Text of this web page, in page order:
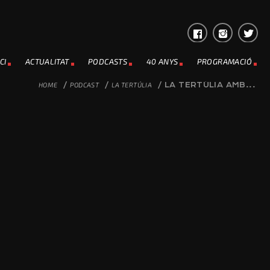
ACTUALITAT PODCASTS 40 ANYS PROGRAMACIÓ
HOME / PODCAST / LA TERTÚLIA / LA TERTÚLIA AMB...